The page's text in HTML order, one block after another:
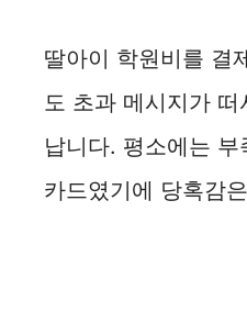
딸아이 학원비를 결
도 초과 메시지가 떠
납니다. 평소에는
카드였기에 당혹감